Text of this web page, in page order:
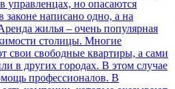
управленцах, но опасаются
написано одно, а на
жилья – очень популярная
столицы. Многие
свои свободные квартиры, а сами
в других городах. В этом случае
профессионалов. В